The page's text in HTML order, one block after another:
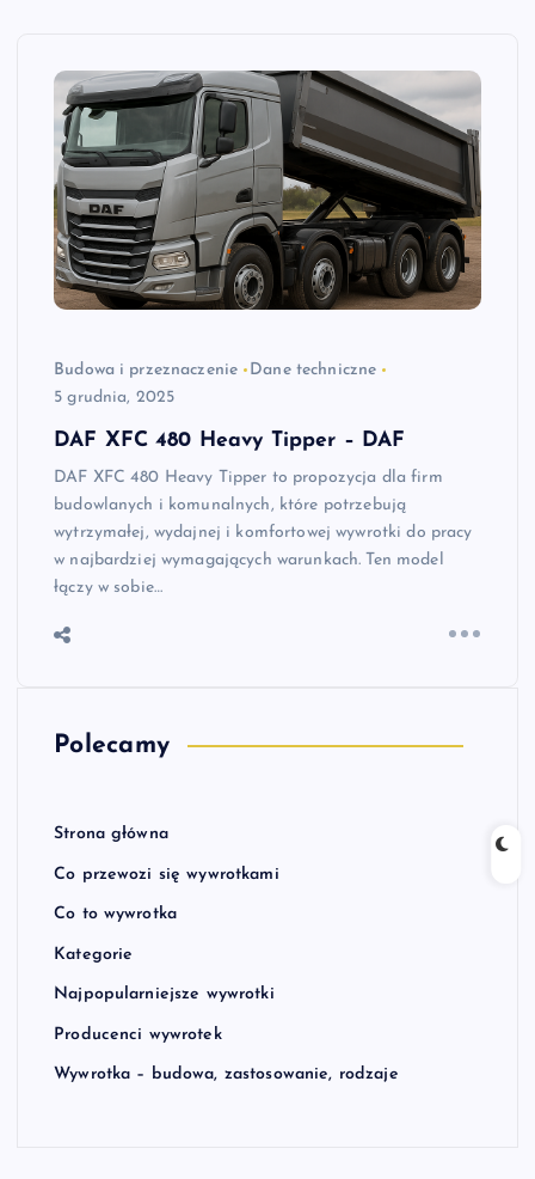
Budowa i przeznaczenie
Dane techniczne
5 grudnia, 2025
DAF XFC 480 Heavy Tipper – DAF
DAF XFC 480 Heavy Tipper to propozycja dla firm
budowlanych i komunalnych, które potrzebują
wytrzymałej, wydajnej i komfortowej wywrotki do pracy
w najbardziej wymagających warunkach. Ten model
łączy w sobie…
Polecamy
Strona główna
Co przewozi się wywrotkami
Co to wywrotka
Kategorie
Najpopularniejsze wywrotki
Producenci wywrotek
Wywrotka – budowa, zastosowanie, rodzaje